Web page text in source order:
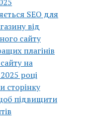
SEO для
від
сайту
плагінів
на
році
сторінку
підвищити